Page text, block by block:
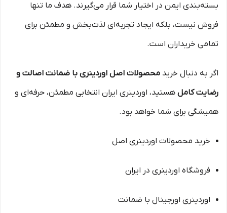
بسته‌بندی ایمن در اختیار شما قرار می‌گیرند. هدف ما تنها
فروش نیست، بلکه ایجاد تجربه‌ای لذت‌بخش و مطمئن برای
تمامی خریداران است.
اگر به دنبال خرید محصولات اصل اوردینری با ضمانت اصالت و
رضایت کامل هستید، اوردینری ایران انتخابی مطمئن، حرفه‌ای و
همیشگی برای شما خواهد بود.
خرید محصولات اوردینری اصل
فروشگاه اوردینری در ایران
اوردینری اورجینال با ضمانت